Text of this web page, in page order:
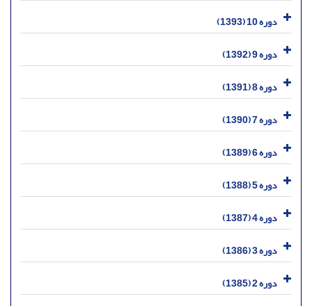
دوره 10 (1393)
دوره 9 (1392)
دوره 8 (1391)
دوره 7 (1390)
دوره 6 (1389)
دوره 5 (1388)
دوره 4 (1387)
دوره 3 (1386)
دوره 2 (1385)